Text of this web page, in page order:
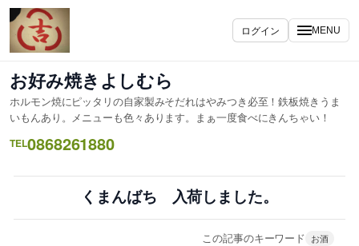
内
容
を
キ
ッ
プ
ログイン MENU
お好み焼きよしむら
ホルモン焼にピッタリの自家製みそだれはやみつき必至！鉄板焼きうま
いもんあり。メニューも色々あります。まぁ一度食べにきんちゃい！
TEL0868261880
くまんばち 入荷しました。
この記事のキーワード お酒